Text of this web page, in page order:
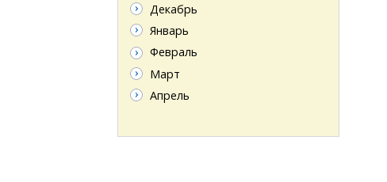
Декабрь
Январь
Февраль
Март
Апрель